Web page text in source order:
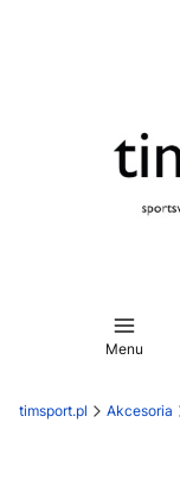
Menu
timsport.pl Akcesoria